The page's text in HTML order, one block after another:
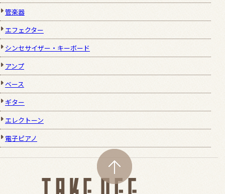
管楽器
エフェクター
シンセサイザー・キーボード
アンプ
ベース
ギター
エレクトーン
電子ピアノ